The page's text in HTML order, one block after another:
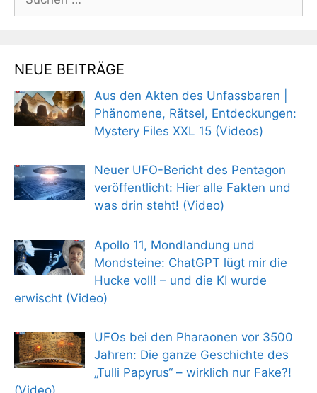
nach:
NEUE BEITRÄGE
Aus den Akten des Unfassbaren |
Phänomene, Rätsel, Entdeckungen:
Mystery Files XXL 15 (Videos)
Neuer UFO-Bericht des Pentagon
veröffentlicht: Hier alle Fakten und
was drin steht! (Video)
Apollo 11, Mondlandung und
Mondsteine: ChatGPT lügt mir die
Hucke voll! – und die KI wurde
erwischt (Video)
UFOs bei den Pharaonen vor 3500
Jahren: Die ganze Geschichte des
„Tulli Papyrus“ – wirklich nur Fake?!